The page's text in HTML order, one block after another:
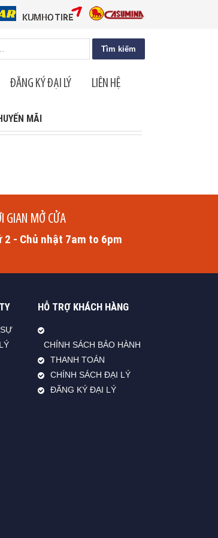
ĐĂNG KÝ ĐẠI LÝ LIÊN HỆ
MÃI
GIAN MỞ CỬA
2 - Chủ nhật 7am to 6pm
HỖ TRỢ KHÁCH HÀNG
CHÍNH SÁCH BẢO HÀNH
THANH TOÁN
CHÍNH SÁCH ĐẠI LÝ
ĐĂNG KÝ ĐẠI LÝ